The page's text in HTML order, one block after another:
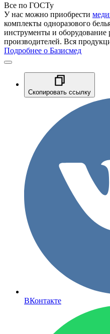
Все по ГОСТу
У нас можно приобрести
комплекты одноразового
инструменты и
производителей. Вся
Подробнее о Базисмед
Скопировать ссылку
ВКонтакте